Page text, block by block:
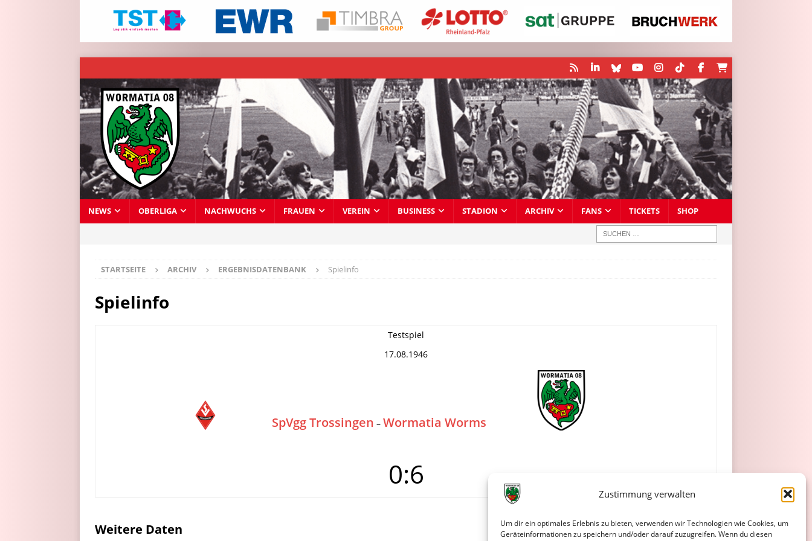
Zustimmung verwalten
Um dir ein optimales Erlebnis zu bieten, verwenden wir Technologien wie Cookies, um
Geräteinformationen zu speichern und/oder darauf zuzugreifen. Wenn du diesen
NEWS OBERLIGA NACHWUCHS FRAUEN VEREIN BUSINESS STADION ARCHIV FANS TICKETS SHOP
STARTSEITE ARCHIV ERGEBNISDATENBANK Spielinfo
Spielinfo
Testspiel
17.08.1946
SpVgg Trossingen – Wormatia Worms
0:6
Weitere Daten